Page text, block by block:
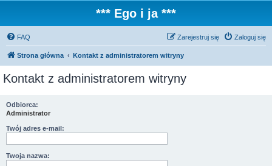
*** Ego i ja ***
FAQ Zaloguj się
Zarejestruj się
Strona główna Kontakt z administratorem witryny
Kontakt z administratorem witryny
Odbiorca:
Administrator
Twój adres e-mail:
Twoja nazwa: